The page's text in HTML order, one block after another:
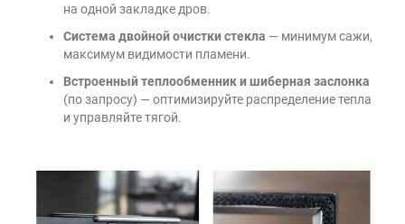
на одной закладке дров.
Система двойной очистки стекла — минимум сажи,
максимум видимости пламени.
Встроенный теплообменник и шиберная заслонка
(по запросу) — оптимизируйте распределение тепла
и управляйте тягой.